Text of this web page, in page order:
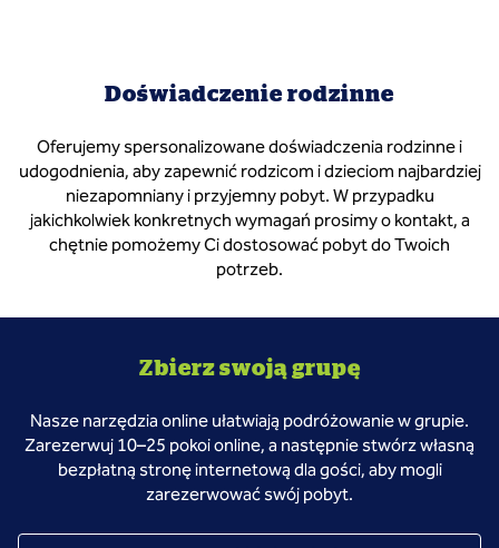
Doświadczenie rodzinne
Oferujemy spersonalizowane doświadczenia rodzinne i
udogodnienia, aby zapewnić rodzicom i dzieciom najbardziej
niezapomniany i przyjemny pobyt. W przypadku
jakichkolwiek konkretnych wymagań prosimy o kontakt, a
chętnie pomożemy Ci dostosować pobyt do Twoich
potrzeb.
Zbierz swoją grupę
Nasze narzędzia online ułatwiają podróżowanie w grupie.
Zarezerwuj 10–25 pokoi online, a następnie stwórz własną
bezpłatną stronę internetową dla gości, aby mogli
zarezerwować swój pobyt.